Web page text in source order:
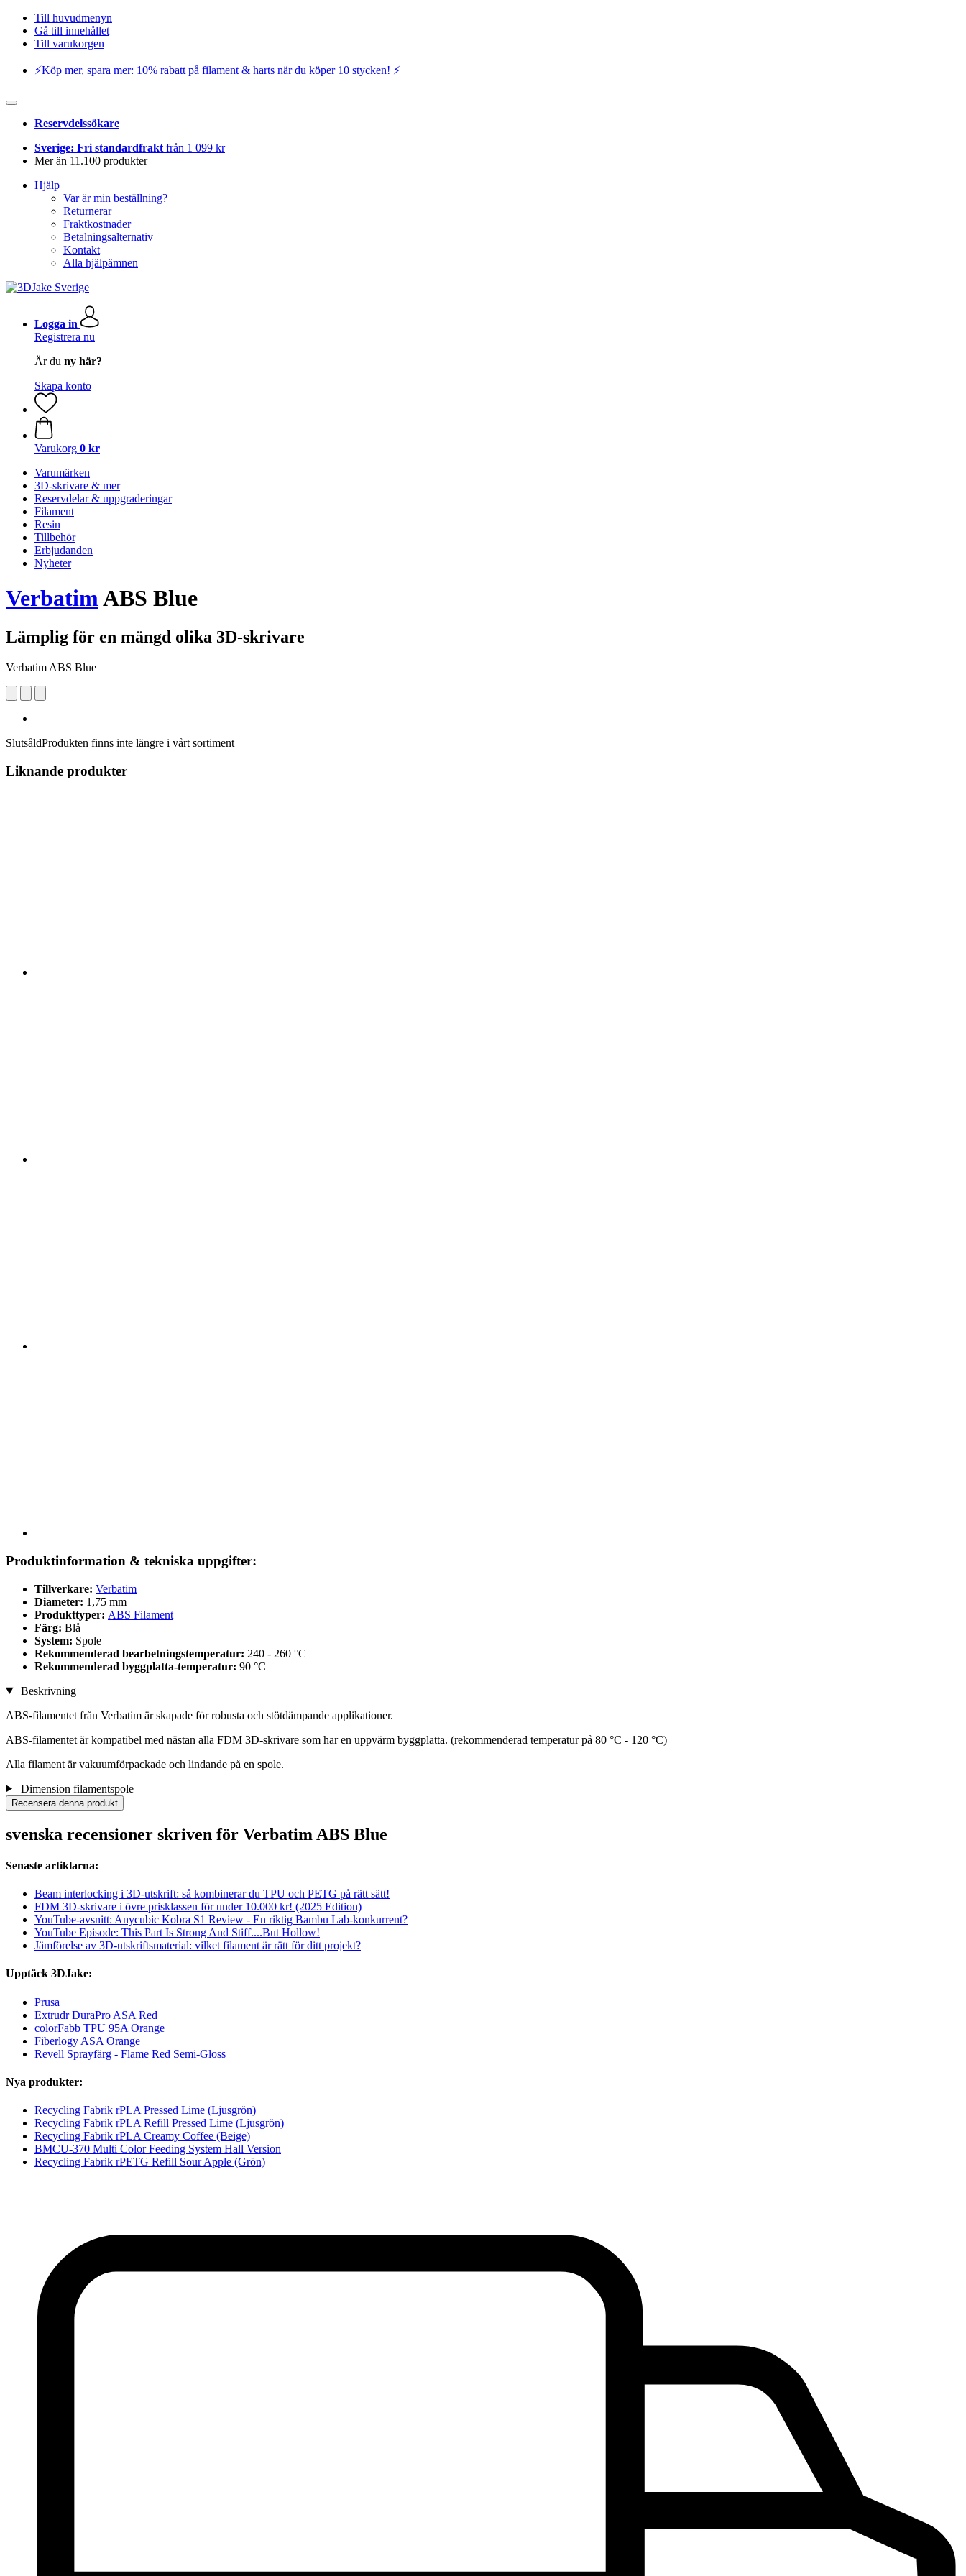
Till huvudmenyn
Gå till innehållet
Till varukorgen
⚡️Köp mer, spara mer: 10% rabatt på filament & harts när du köper 10 stycken! ⚡️
Reservdelssökare
Sverige: Fri standardfrakt från 1 099 kr
Mer än 11.100 produkter
Hjälp
Var är min beställning?
Returnerar
Fraktkostnader
Betalningsalternativ
Kontakt
Alla hjälpämnen
Logga in
Registrera nu
Är du ny här?
Skapa konto
Varukorg 0 kr
Varumärken
3D-skrivare & mer
Reservdelar & uppgraderingar
Filament
Resin
Tillbehör
Erbjudanden
Nyheter
VerbatimABS Blue
Lämplig för en mängd olika 3D-skrivare
Verbatim ABS Blue
SlutsåldProdukten finns inte längre i vårt sortiment
Liknande produkter
Produktinformation & tekniska uppgifter:
Tillverkare: Verbatim
Diameter: 1,75 mm
Produkttyper: ABS Filament
Färg: Blå
System: Spole
Rekommenderad bearbetningstemperatur: 240 - 260 °C
Rekommenderad byggplatta-temperatur: 90 °C
Beskrivning
ABS-filamentet från Verbatim är skapade för robusta och stötdämpande applikationer.
ABS-filamentet är kompatibel med nästan alla FDM 3D-skrivare som har en uppvärm byggplatta. (rekommenderad temperatur på 80 °C - 120 °C)
Alla filament är vakuumförpackade och lindande på en spole.
Dimension filamentspole
Recensera denna produkt
svenska recensioner skriven för Verbatim ABS Blue
Senaste artiklarna:
Beam interlocking i 3D-utskrift: så kombinerar du TPU och PETG på rätt sätt!
FDM 3D-skrivare i övre prisklassen för under 10.000 kr! (2025 Edition)
YouTube-avsnitt: Anycubic Kobra S1 Review - En riktig Bambu Lab-konkurrent?
YouTube Episode: This Part Is Strong And Stiff....But Hollow!
Jämförelse av 3D-utskriftsmaterial: vilket filament är rätt för ditt projekt?
Upptäck 3DJake:
Prusa
Extrudr DuraPro ASA Red
colorFabb TPU 95A Orange
Fiberlogy ASA Orange
Revell Sprayfärg - Flame Red Semi-Gloss
Nya produkter:
Recycling Fabrik rPLA Pressed Lime (Ljusgrön)
Recycling Fabrik rPLA Refill Pressed Lime (Ljusgrön)
Recycling Fabrik rPLA Creamy Coffee (Beige)
BMCU-370 Multi Color Feeding System Hall Version
Recycling Fabrik rPETG Refill Sour Apple (Grön)